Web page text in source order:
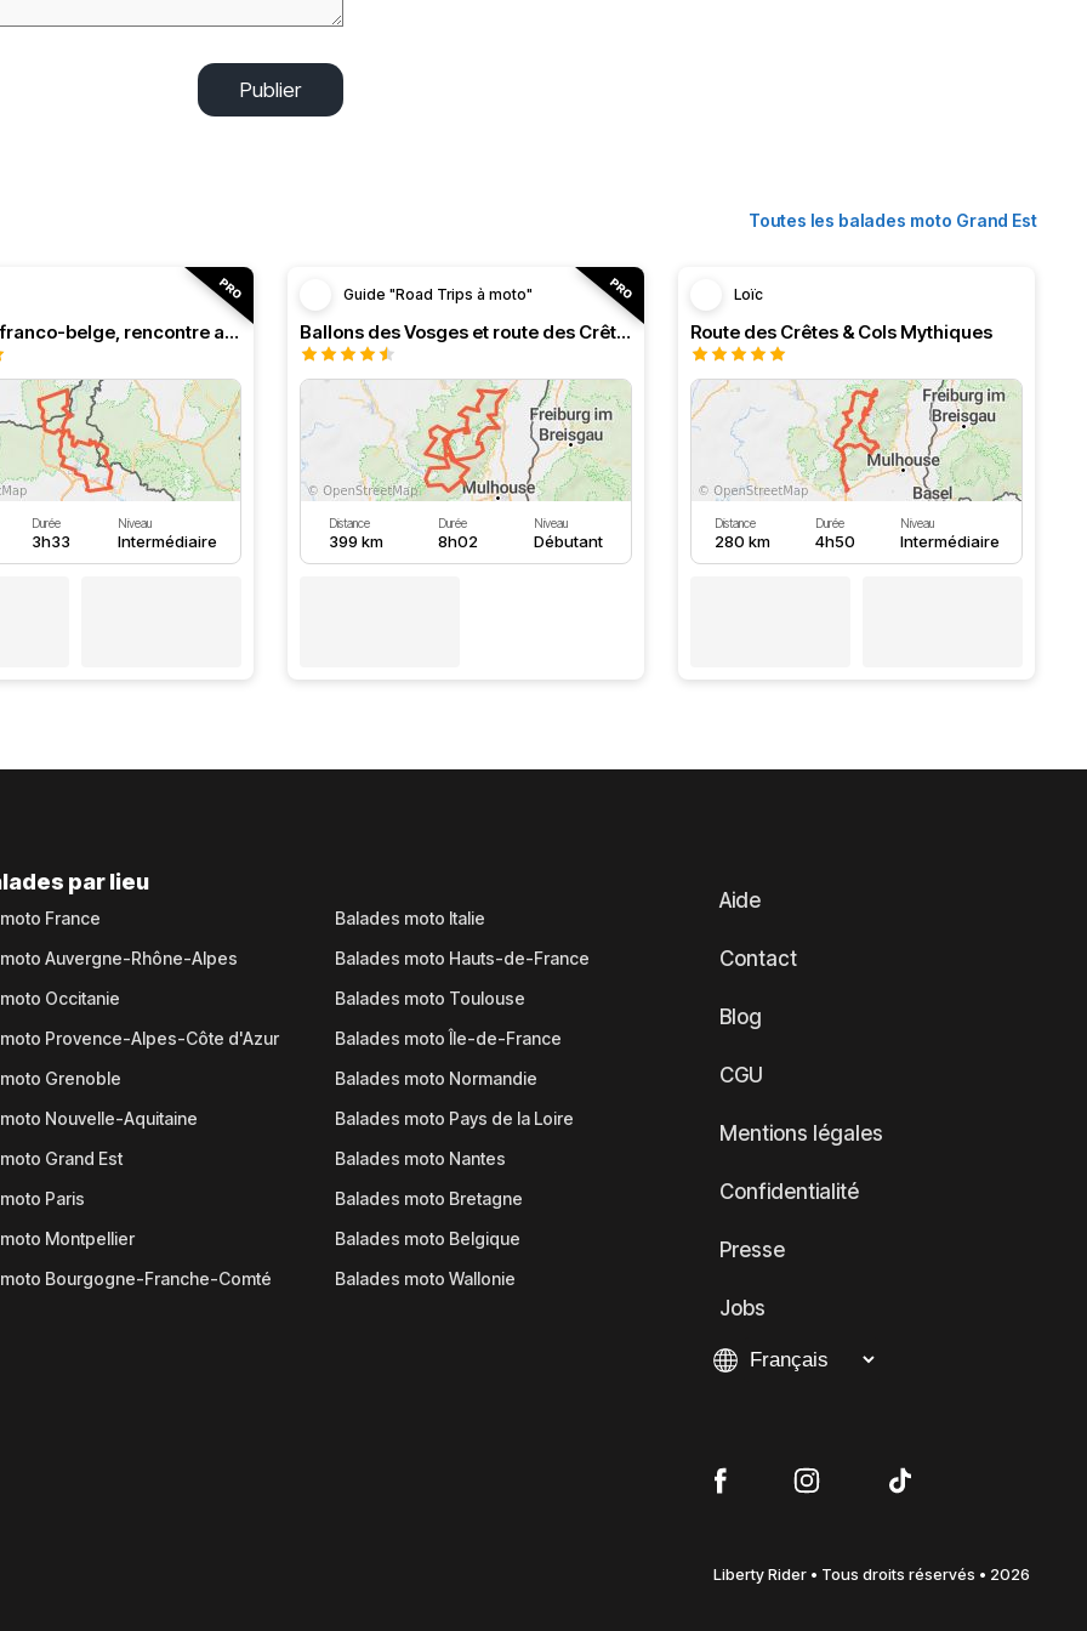
Publier
Toutes les balades moto Grand Est
Roadbook franco-belge, rencontre avec les Ardennes
Durée
3h33
Niveau
Intermédiaire
Guide "Road Trips à moto"
Ballons des Vosges et route des Crêtes
Distance
399 km
Durée
8h02
Niveau
Débutant
Loïc
Route des Crêtes & Cols Mythiques
Distance
280 km
Durée
4h50
Niveau
Intermédiaire
par lieu
France
Auvergne-Rhône-Alpes
Occitanie
Provence-Alpes-Côte d'Azur
Grenoble
Nouvelle-Aquitaine
Grand Est
Paris
Montpellier
Bourgogne-Franche-Comté
Balades moto Italie
Balades moto Hauts-de-France
Balades moto Toulouse
Balades moto Île-de-France
Balades moto Normandie
Balades moto Pays de la Loire
Balades moto Nantes
Balades moto Bretagne
Balades moto Belgique
Balades moto Wallonie
Aide
Contact
Blog
CGU
Mentions légales
Confidentialité
Presse
Jobs
Liberty Rider • Tous droits réservés • 2026